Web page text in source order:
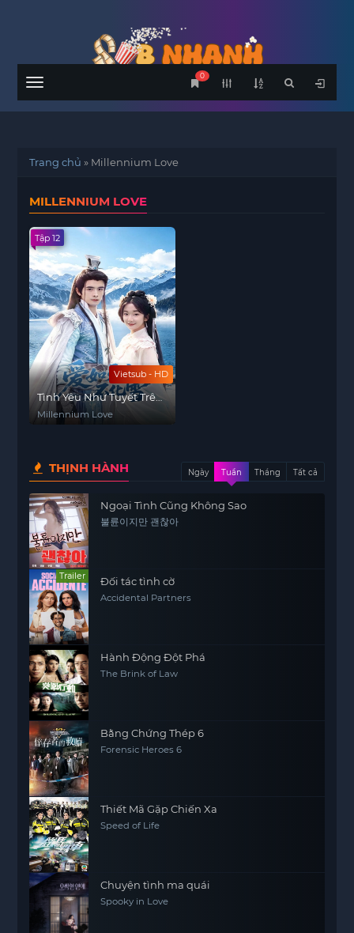
Menu
0
Trang chủ » Millennium Love
MILLENNIUM LOVE
Vietsub - HD
Tập 12
Tình Yêu Như Tuyết Trên
Đỉnh Thiên Sơn
Millennium Love
THỊNH HÀNH Ngày Tuần Tháng Tất cả
Ngoại Tình Cũng Không Sao
불륜이지만 괜찮아
Trailer Đối tác tình cờ
Accidental Partners
Hành Động Đột Phá
The Brink of Law
Bằng Chứng Thép 6
Forensic Heroes 6
Thiết Mã Gặp Chiến Xa
Speed of Life
Chuyện tình ma quái
Spooky in Love